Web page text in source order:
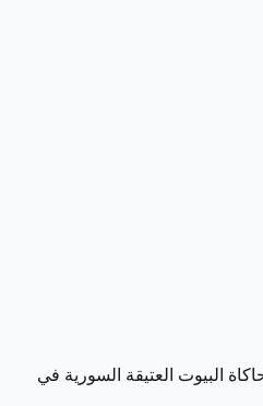
البيوت العتيقة السورية في